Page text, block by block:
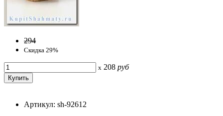
294
Скидка 29%
x 208 руб
Артикул: sh-92612